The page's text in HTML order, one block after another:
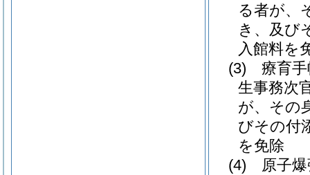
る者が、
き、及び
入館料を
(3)
療育
生事務次
が、その
びその付
を免除
(4)
原子